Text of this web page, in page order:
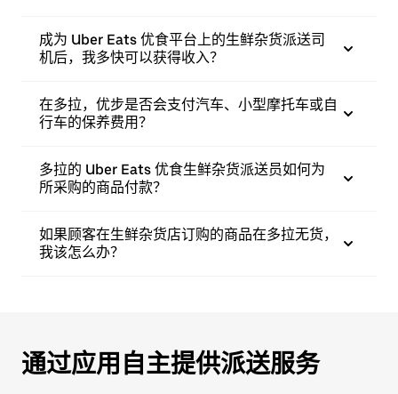
成为 Uber Eats 优食平台上的生鲜杂货派送司
机后，我多快可以获得收入？
在多拉，优步是否会支付汽车、小型摩托车或自
行车的保养费用？
多拉的 Uber Eats 优食生鲜杂货派送员如何为
所采购的商品付款？
如果顾客在生鲜杂货店订购的商品在多拉无货，
我该怎么办？
通过应用自主提供派送服务